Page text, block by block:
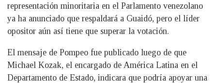
representación minoritaria en el Parlamento venezolano
ya ha anunciado que respaldará a Guaidó, pero el líder
opositor aún así tiene que superar la votación.
El mensaje de Pompeo fue publicado luego de que
Michael Kozak, el encargado de América Latina en el
Departamento de Estado, indicara que podría apoyar una